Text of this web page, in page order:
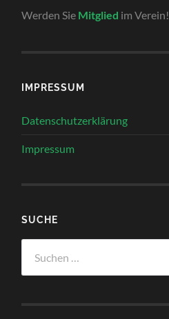
Werden Sie Mitglied im Verein!
IMPRESSUM
Datenschutzerklärung
Impressum
SUCHE
nach: